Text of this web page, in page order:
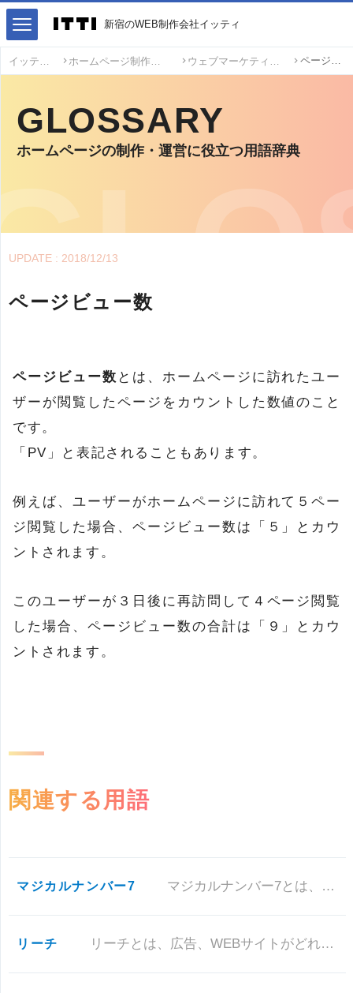
イッティ ホームページ制作・運営用語 ウェブマーケティング用語 ページビュー数
GLOSSARY
ホームページの制作・運営に役立つ用語辞典
UPDATE : 2018/12/13
ページビュー数
ページビュー数 とは、ホームページに訪れたユー
ザーが閲覧したページをカウントした数値のこと
です。
「PV」と表記されることもあります。
例えば、ユーザーがホームページに訪れて５ペー
ジ閲覧した場合、ページビュー数は「５」とカウ
ントされます。
このユーザーが３日後に再訪問して４ページ閲覧
した場合、ページビュー数の合計は「９」とカウ
ントされます。
関連する用語
マジカルナンバー7 マジカルナンバー7とは、人間が一瞬で記憶できる数字や、覚えている数字の平均が7つであることから生まれた認知心理学の言葉で
リーチ リーチとは、広告、WEBサイトがどれだけのユーザーに閲覧されたかを示す値のことです。
新宿のWEB制作会社イッティ